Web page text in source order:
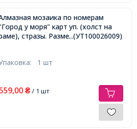
мозаика по номерам
у моря" карт уп. (холст на
стразы. Размер: 30*40 см
...(УТ100026009)
1 шт
₴/ 1 шт